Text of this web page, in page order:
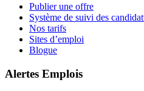
Publier une offre
Système de suivi des
Nos tarifs
Sites d’emploi
Blogue
Alertes Emplois